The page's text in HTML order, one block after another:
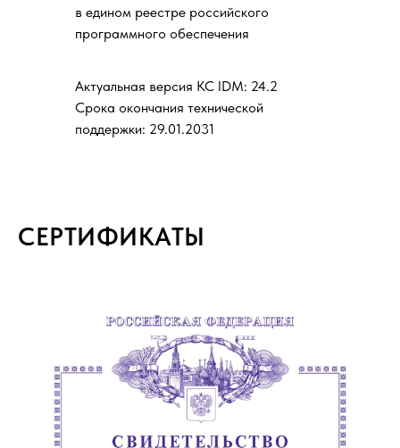
Актуальная версия KC IDM: 24.2
Срока окончания технической
поддержки: 29.01.2031
в едином реестре российского
программного обеспечения
СЕРТИФИКАТЫ